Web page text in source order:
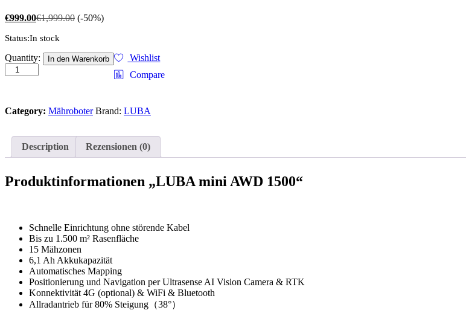
€999.00€1,999.00 (-50%)
Status:In stock
LUBA
mini
AWD
Quantity: In den Warenkorb
Wishlist
Compare
Category: Mähroboter Brand: LUBA
Description Rezensionen (0)
Produktinformationen „LUBA mini AWD 1500“
Schnelle Einrichtung ohne störende Kabel
Bis zu 1.500 m² Rasenfläche
15 Mähzonen
6,1 Ah Akkukapazität
Automatisches Mapping
Positionierung und Navigation per Ultrasense AI Vision Camera & RTK
Konnektivität 4G (optional) & WiFi & Bluetooth
Allradantrieb für 80% Steigung（38°）